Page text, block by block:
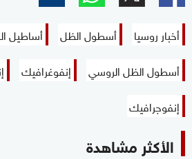
أخبار روسيا أسطول الظل
أساطيل
أسطول الظل الروسي
إنفوغرافيك
إنفوجرافيك
الأكثر مشاهدة